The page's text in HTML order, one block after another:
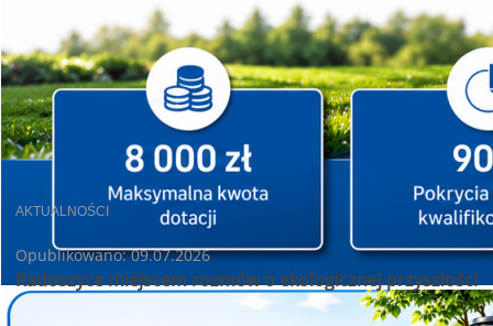
AKTUALNOŚCI
Opublikowano: 09.07.2026
Radoszyce miejscem rozmów o ekologicznej przyszłości